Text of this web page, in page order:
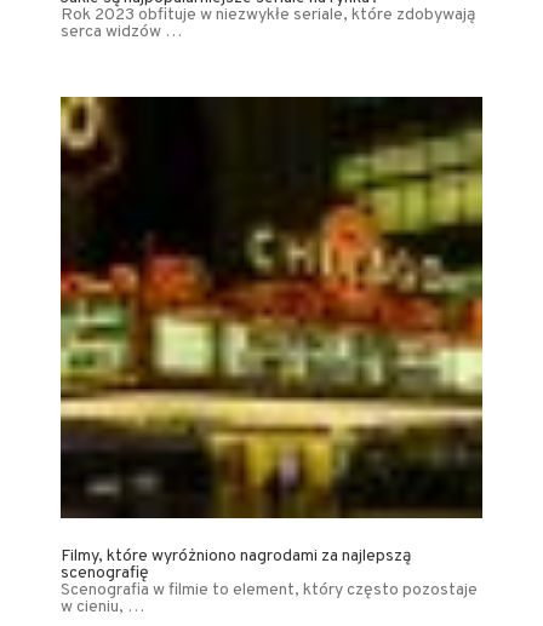
Rok 2023 obfituje w niezwykłe seriale, które zdobywają
serca widzów …
Filmy, które wyróżniono nagrodami za najlepszą
scenografię
Scenografia w filmie to element, który często pozostaje
w cieniu, …